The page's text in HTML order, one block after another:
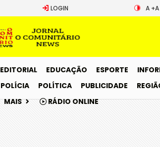
LOGIN A +
EDITORIAL EDUCAÇÃO ESPORTE
POLÍCIA POLÍTICA PUBLICIDADE
MAIS RÁDIO ONLINE